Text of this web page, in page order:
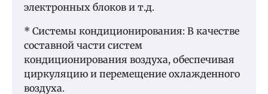
электронных блоков и т.д.
* Системы кондиционирования: В качестве
составной части систем
кондиционирования воздуха, обеспечивая
циркуляцию и перемещение охлажденного
воздуха.